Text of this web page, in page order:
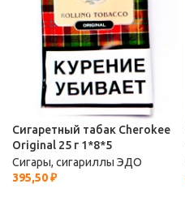
Сигаретный табак Cherokee
Original 25 г 1*8*5
Сигары, сигариллы ЭДО
395,50₽